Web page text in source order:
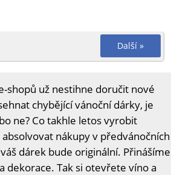
Další »
shopů už nestihne doručit nové
chybějící vánoční dárky, je
ne? Co takhle letos vyrobit
nákupy v předvánočních
dárek bude originální. Přinášíme
dekorace. Tak si otevřete víno a